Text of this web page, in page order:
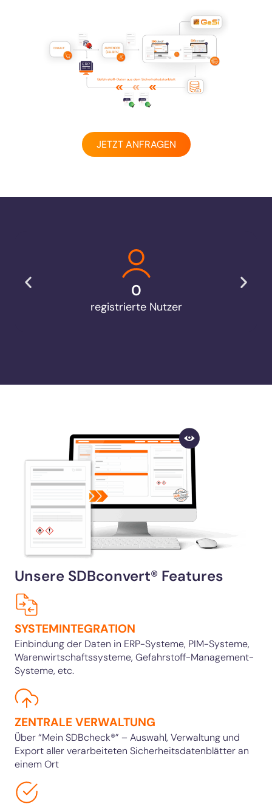
JETZT ANFRAGEN
registrierte Nutzer
0
Unsere SDBconvert® Features
SYSTEMINTEGRATION
Einbindung der Daten in ERP-Systeme, PIM-Systeme,
Warenwirtschaftssysteme, Gefahrstoff-Management-
Systeme, etc.
ZENTRALE VERWALTUNG
Über “Mein SDBcheck®” – Auswahl, Verwaltung und
Export aller verarbeiteten Sicherheitsdatenblätter an
einem Ort